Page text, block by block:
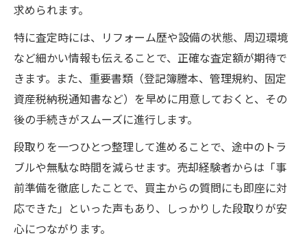
求められます。
特に査定時には、リフォーム歴や設備の状態、周辺環境
など細かい情報も伝えることで、正確な査定額が期待で
きます。また、重要書類（登記簿謄本、管理規約、固定
資産税納税通知書など）を早めに用意しておくと、その
後の手続きがスムーズに進行します。
段取りを一つひとつ整理して進めることで、途中のトラ
ブルや無駄な時間を減らせます。売却経験者からは「事
前準備を徹底したことで、買主からの質問にも即座に対
応できた」といった声もあり、しっかりした段取りが安
心につながります。